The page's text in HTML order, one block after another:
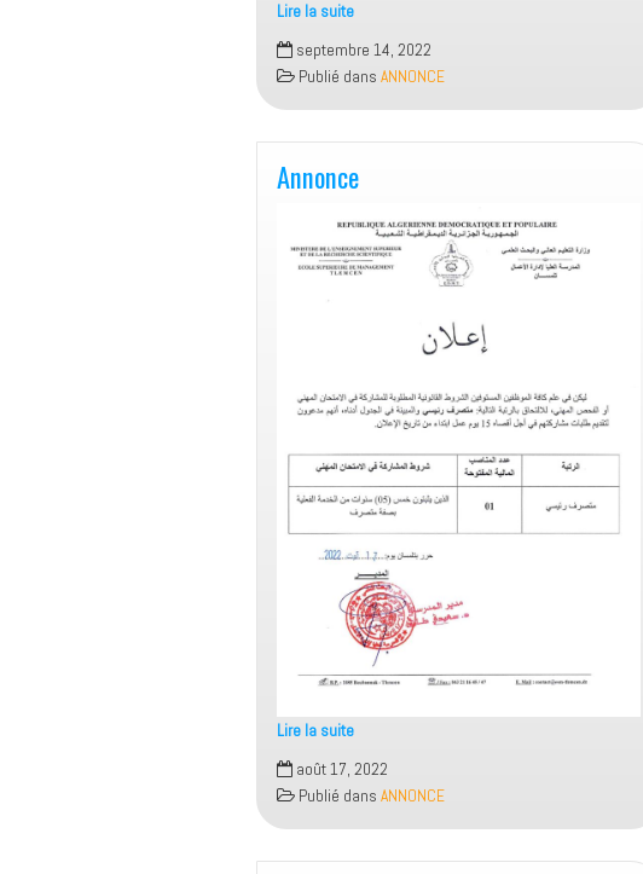
Lire la suite
إعلان
خاص
بانطلاق
عملية
التسجيل
في
الارضية
بتقديم
طلبات
الإستفادة
المستوى
قصيرة
المدى،
العلمية
قصيرة
في
العلمية
الدولية.
septembre 14, 2022
Publié dans ANNONCE
Annonce
Lire la suite
Annonce
août 17, 2022
Publié dans ANNONCE